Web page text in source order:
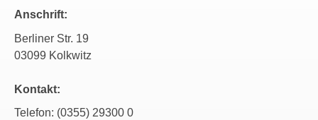
Anschrift:
Berliner Str. 19
03099 Kolkwitz
Kontakt:
Telefon: (0355) 29300 0